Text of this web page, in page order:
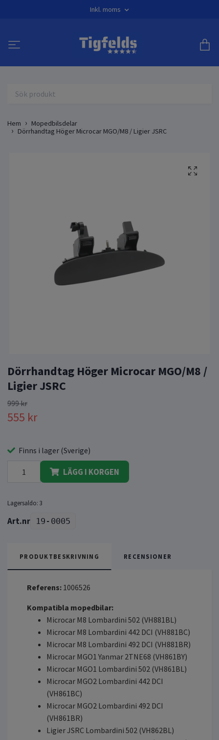
Inkl. moms
Hem
Mopedbilsdelar
Dörrhandtag Höger Microcar MGO/M8 / Ligier JSRC
Dörrhandtag Höger Microcar MGO/M8 /
Ligier JSRC
999 kr
555 kr
Finns i lager (Sverige)
LÄGG I KORGEN
Lagersaldo: 3
19-0005
PRODUKTBESKRIVNING RECENSIONER
Referens: 1006526
Kompatibla mopedbilar:
Microcar M8 Lombardini 502 (VH881BL)
Microcar M8 Lombardini 442 DCI (VH881BC)
Microcar M8 Lombardini 492 DCI (VH881BR)
Microcar MGO1 Yanmar 2TNE68 (VH861BY)
Microcar MGO1 Lombardini 502 (VH861BL)
Microcar MGO2 Lombardini 442 DCI
(VH861BC)
Microcar MGO2 Lombardini 492 DCI
(VH861BR)
Ligier JSRC Lombardini 502 (VH862BL)